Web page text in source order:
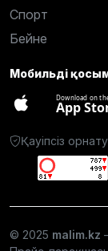
Спорт
Бейне
Мобильді
Download on
App
Қауіпсіз
© 2025 malim.kz